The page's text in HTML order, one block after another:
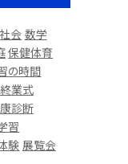
社会 数学
保健体育
の時間
終業式
診断
習
験 展覧会